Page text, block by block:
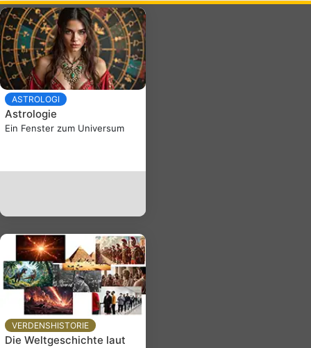
ASTROLOGI
Astrologie
Ein Fenster zum Universum
VERDENSHISTORIE
Die Weltgeschichte laut